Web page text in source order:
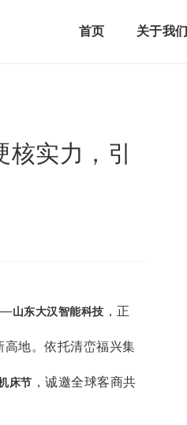
首页 关于我们
实力，引
山东大汉智能科技 ，正
地。依托清峦福兴集
床节 ，诚邀全球客商共